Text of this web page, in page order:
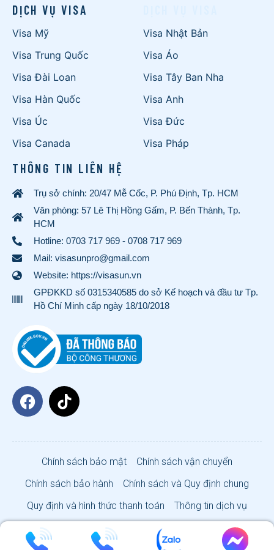
DỊCH VỤ VISA
Visa Mỹ
Visa Trung Quốc
Visa Đài Loan
Visa Hàn Quốc
Visa Úc
Visa Canada
Visa Nhật Bản
Visa Áo
Visa Tây Ban Nha
Visa Anh
Visa Đức
Visa Pháp
THÔNG TIN LIÊN HỆ
Trụ sở chính: 20/47 Mễ Cốc, P. Phú Định, Tp. HCM
Văn phòng: 57 Lê Thị Hồng Gấm, P. Bến Thành, Tp.
HCM
Hotline: 0703 717 969 - 0708 717 969
Mail: visasunpro@gmail.com
Website: https://visasun.vn
GPĐKKD số 0315340585 do sở Kế hoạch và đầu tư Tp.
Hồ Chí Minh cấp ngày 18/10/2018
Chính sách bảo mật
Chính sách vận chuyển
Chính sách bảo hành
Chính sách và Quy định chung
Quy định và hình thức thanh toán
Thông tin dịch vụ
VISA SUN CO., LTD 2026